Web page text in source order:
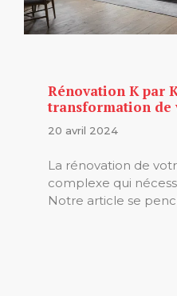
Rénovation K par
transformation de
20 avril 2024
La rénovation de
complexe qui
Notre article se